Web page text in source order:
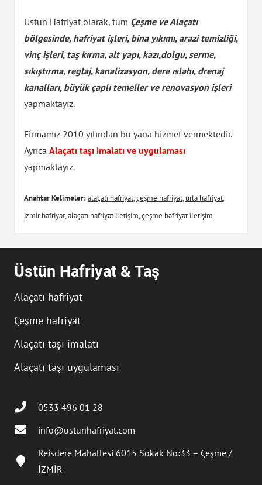
Üstün Hafriyat olarak, tüm Çeşme ve Alaçatı
bölgesinde, hafriyat işleri, bina yıkımı, arazi temizliği,
vinç işleri, taş kırma, alt yapı, kazı,dolgu, serme,
sıkıştırma, reglaj, kanalizasyon, dere ıslahı, drenaj
kanalları, büyük çaplı temeller ve renovasyon işleri
yapmaktayız.
Firmamız 2010 yılından bu yana hizmet vermektedir.
Ayrıca Alaçatı taşı imalatı ve uygulaması
yapmaktayız.
Anahtar Kelimeler:alaçatı hafriyat,çeşme hafriyat, urla hafriyat,
izmir hafriyat,alaçatı hafriyat iletişim,çeşme hafriyat iletişim
Üstün Hafriyat & Taş
Alaçatı hafriyat
Çeşme hafriyat
Alaçatı taşı imalatı
Alaçatı taşı uygulaması
0533 496 01 28
info@ustunhafriyat.com
Reisdere Mahallesi 6015 Sokak No:33 – Çeşme /
İZMİR